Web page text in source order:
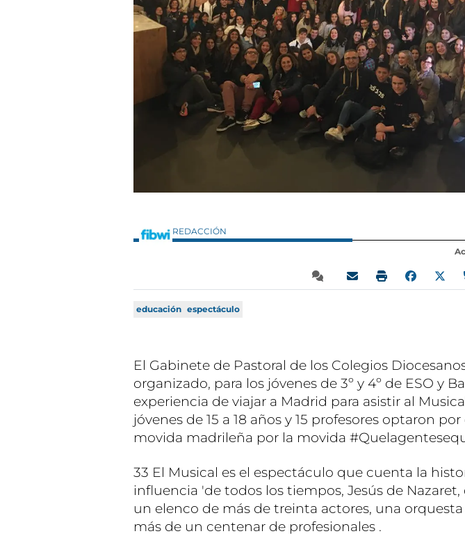
REDACCIÓN
educación espectáculo
El Gabinete de Pastoral de los Colegios
organizado, para los jóvenes de 3º y 4º de ESO y
experiencia de viajar a Madrid para asistir al
jóvenes de 15 a 18 años y 15 profesores optaron
movida madrileña por la movida
33 El Musical es el espectáculo que cuenta la
influencia 'de todos los tiempos, Jesús de
un elenco de más de treinta actores, una
más de un centenar de profesionales .